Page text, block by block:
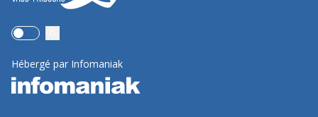
Use setting
Hébergé par Infomaniak